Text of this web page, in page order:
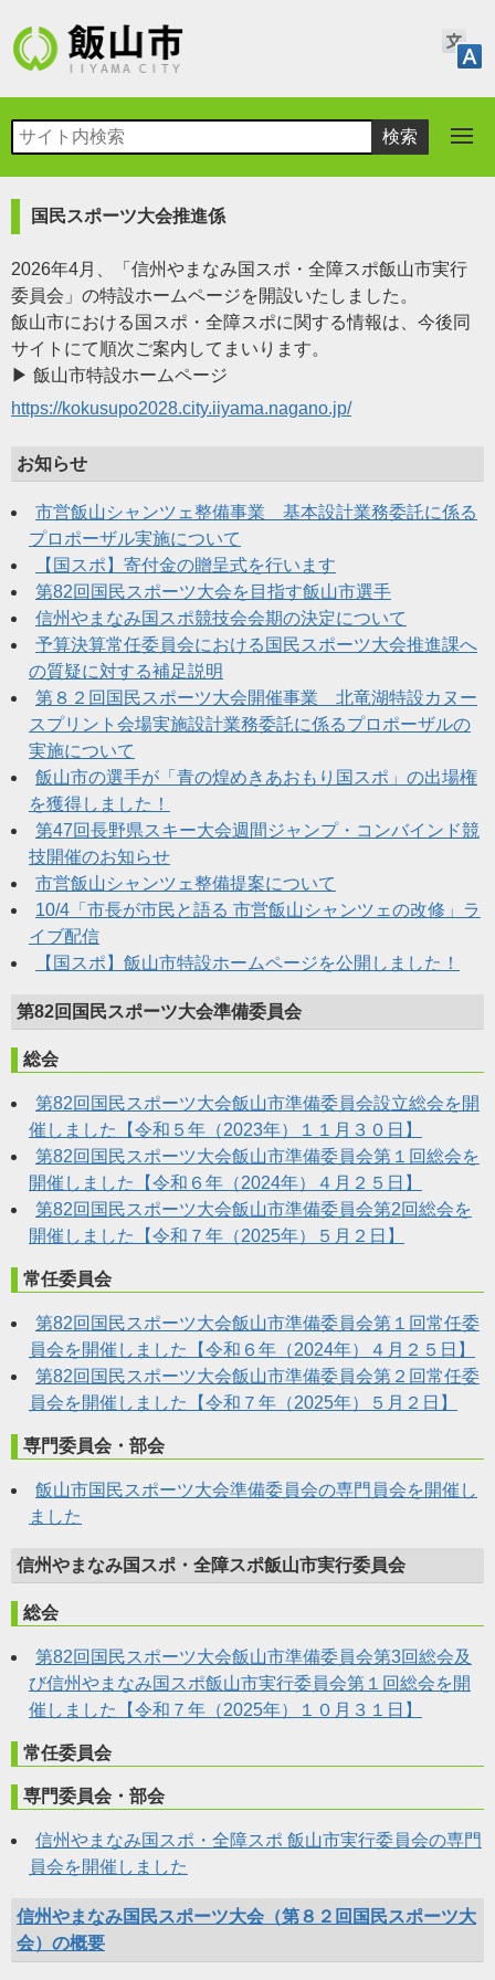
国民スポーツ大会推進係
2026年4月、「信州やまなみ国スポ・全障スポ飯山市実行
委員会」の特設ホームページを開設いたしました。
飯山市における国スポ・全障スポに関する情報は、今後同
サイトにて順次ご案内してまいります。
▶ 飯山市特設ホームページ
https://kokusupo2028.city.iiyama.nagano.jp/
お知らせ
市営飯山シャンツェ整備事業 基本設計業務委託に係る
プロポーザル実施について
【国スポ】寄付金の贈呈式を行います
第82回国民スポーツ大会を目指す飯山市選手
信州やまなみ国スポ競技会会期の決定について
予算決算常任委員会における国民スポーツ大会推進課へ
の質疑に対する補足説明
第８２回国民スポーツ大会開催事業 北竜湖特設カヌー
スプリント会場実施設計業務委託に係るプロポーザルの
実施について
飯山市の選手が「青の煌めきあおもり国スポ」の出場権
を獲得しました！
第47回長野県スキー大会週間ジャンプ・コンバインド競
技開催のお知らせ
市営飯山シャンツェ整備提案について
10/4「市長が市民と語る 市営飯山シャンツェの改修」ラ
イブ配信
【国スポ】飯山市特設ホームページを公開しました！
第82回国民スポーツ大会準備委員会
総会
第82回国民スポーツ大会飯山市準備委員会設立総会を開
催しました【令和５年（2023年）１１月３０日】
第82回国民スポーツ大会飯山市準備委員会第１回総会を
開催しました【令和６年（2024年）４月２５日】
第82回国民スポーツ大会飯山市準備委員会第2回総会を
開催しました【令和７年（2025年）５月２日】
常任委員会
第82回国民スポーツ大会飯山市準備委員会第１回常任委
員会を開催しました【令和６年（2024年）４月２５日】
第82回国民スポーツ大会飯山市準備委員会第２回常任委
員会を開催しました【令和７年（2025年）５月２日】
専門委員会・部会
飯山市国民スポーツ大会準備委員会の専門員会を開催し
ました
信州やまなみ国スポ・全障スポ飯山市実行委員会
総会
第82回国民スポーツ大会飯山市準備委員会第3回総会及
び信州やまなみ国スポ飯山市実行委員会第１回総会を開
催しました【令和７年（2025年）１０月３１日】
常任委員会
専門委員会・部会
信州やまなみ国スポ・全障スポ 飯山市実行委員会の専門
員会を開催しました
信州やまなみ国民スポーツ大会（第８２回国民スポーツ大
会）の概要